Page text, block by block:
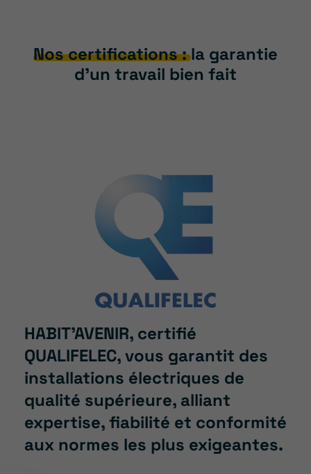
Nos certifications :la garantie
d’un travail bien fait
HABIT’AVENIR, certifié
QUALIFELEC, vous garantit des
installations électriques de
qualité supérieure, alliant
expertise, fiabilité et conformité
aux normes les plus exigeantes.